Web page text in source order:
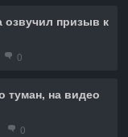
озвучил призыв к
0
туман, на видео
0